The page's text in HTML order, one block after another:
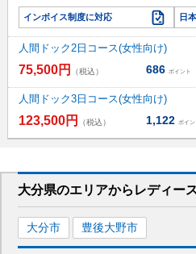
インボイス制度に対応 日
人間ドック2日コース(女性向け)
75,500円 （税込） 686 ポイント
人間ドック3日コース(女性向け)
123,500円 （税込） 1,122 ポイン
大分県のエリアから レディー
大分市 豊後大野市